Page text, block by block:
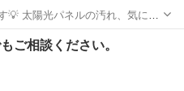
にな
電効率が落ちているケースが多
す。 清掃を行うこと
工事 モニター
ご相談ください。